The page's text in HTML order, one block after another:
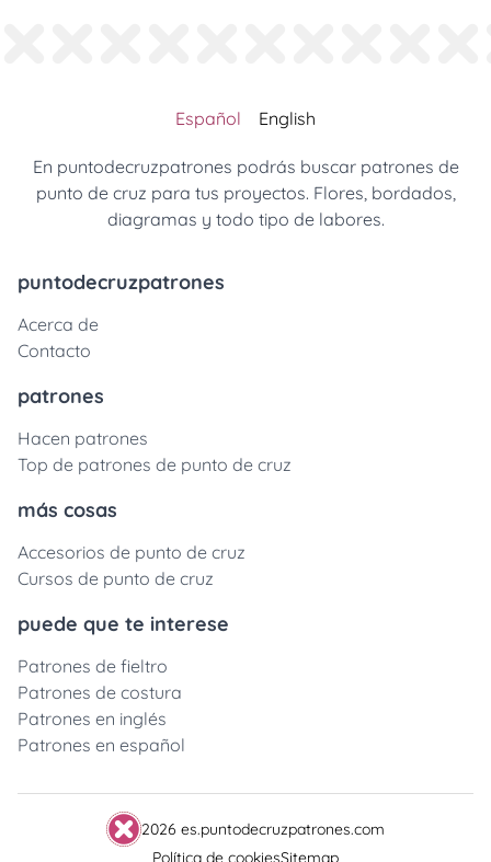
Español English
En puntodecruzpatrones podrás buscar patrones de
punto de cruz para tus proyectos. Flores, bordados,
diagramas y todo tipo de labores.
puntodecruzpatrones
Acerca de
Contacto
patrones
Hacen patrones
Top de patrones de punto de cruz
más cosas
Accesorios de punto de cruz
Cursos de punto de cruz
puede que te interese
Patrones de fieltro
Patrones de costura
Patrones en inglés
Patrones en español
2026 es.puntodecruzpatrones.com
Política de cookiesSitemap